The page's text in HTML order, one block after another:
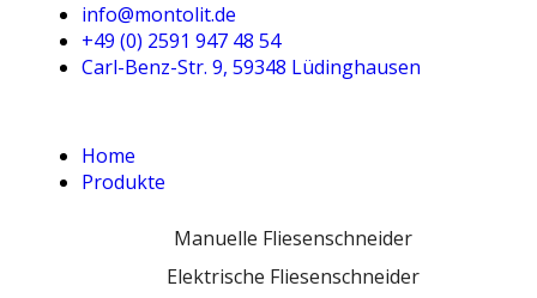
info@montolit.de
+49 (0) 2591 947 48 54
Carl-Benz-Str. 9, 59348 Lüdinghausen
Home
Produkte
Manuelle Fliesenschneider
Elektrische Fliesenschneider